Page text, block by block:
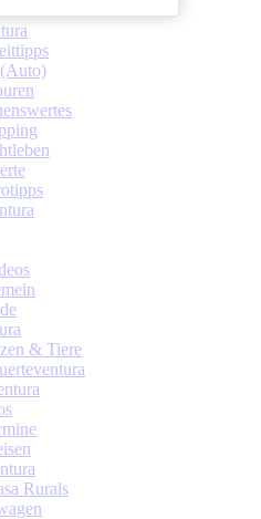
& Tiere
Rurals